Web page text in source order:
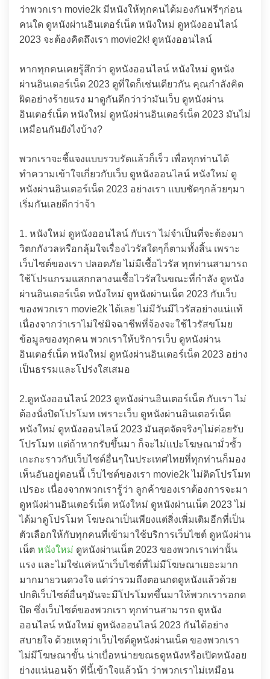
ว่าพวกเรา movie2k มีหนังให้ทุกคนได้มองกันฟรีๆก่อน
คนใด ดูหนังผ่านอินเตอร์เน็ต หนังใหม่ ดูหนังออนไลน์
2023 จะต้องคิดถึงเรา movie2k! ดูหนังออนไลน์
หากทุกคนเคยรู้สึกว่า ดูหนังออนไลน์ หนังใหม่ ดูหนัง
ผ่านอินเตอร์เน็ต 2023 ดูที่ใดก็เช่นเดียวกัน คุณกำลังคิด
ผิดอย่างร้ายแรง มาดูกันดีกว่าว่ามันเว็บ ดูหนังผ่าน
อินเตอร์เน็ต หนังใหม่ ดูหนังผ่านอินเตอร์เน็ต 2023 มันไม่
เหมือนกันยังไงบ้าง?
พวกเราจะชี้แจงแบบรวบรัดแล้วก็เร็ว เพื่อทุกท่านได้
ทำความเข้าใจเกี่ยวกับเว็บ ดูหนังออนไลน์ หนังใหม่ ดู
หนังผ่านอินเตอร์เน็ต 2023 อย่างเรา แบบชัดๆกล้วยๆมา
เริ่มกันเลยดีกว่าจ้า
1. หนังใหม่ ดูหนังออนไลน์ กับเรา ไม่จำเป็นที่จะต้องมา
วิตกกังวลหรือกลุ้มใจเรื่องไวรัสใดๆก็ตามทั้งสิ้น เพราะ
เว็บไซต์ของเรา ปลอดภัย ไม่มีเชื้อไวรัส ทุกท่านสามารถ
ใช้โปรแกรมแสกกลางนเชื้อไวรัสในขณะที่กำลัง ดูหนัง
ผ่านอินเตอร์เน็ต หนังใหม่ ดูหนังผ่านเน็ต 2023 กับเว็บ
ของพวกเรา movie2k ได้เลย ไม่มีวันมีไวรัสอย่างแน่แท้
เนื่องจากว่าเราไม่ใช่มิจฉาชีพที่จ้องจะใช้ไวรัสขโมย
ข้อมูลของทุกคน พวกเราให้บริการเว็บ ดูหนังผ่าน
อินเตอร์เน็ต หนังใหม่ ดูหนังผ่านอินเตอร์เน็ต 2023 อย่าง
เป็นธรรมและโปร่งใสเสมอ
2.ดูหนังออนไลน์ 2023 ดูหนังผ่านอินเตอร์เน็ต กับเรา ไม่
ต้องนั่งปิดโปรโมท เพราะเว็บ ดูหนังผ่านอินเตอร์เน็ต
หนังใหม่ ดูหนังออนไลน์ 2023 มันสุดจัดจริงๆไม่ค่อยรับ
โปรโมท แต่ถ้าหากรับขึ้นมา ก็จะไม่แปะโฆษณามั่วซั้ว
เกะกะราวกับเว็บไซต์อื่นๆในประเทศไทยที่ทุกท่านก็มอง
เห็นอันอยู่ตอนนี้ เว็บไซต์ของเรา movie2k ไม่ติดโปรโมท
เปรอะ เนื่องจากพวกเรารู้ว่า ลูกค้าของเราต้องการจะมา
ดูหนังผ่านอินเตอร์เน็ต หนังใหม่ ดูหนังผ่านเน็ต 2023 ไม่
ได้มาดูโปรโมท โฆษณาเป็นเพียงแต่สิ่งเพิ่มเติมอีกที่เป็น
ตัวเลือกให้กับทุกคนที่เข้ามาใช้บริการเว็บไซต์ ดูหนังผ่าน
เน็ต หนังใหม่ ดูหนังผ่านเน็ต 2023 ของพวกเราเท่านั้น
แรง และไม่ใช่แค่หน้าเว็บไซต์ที่ไม่มีโฆษณาเยอะมาก
มากมายวนดวงใจ แต่ว่ารวมถึงตอนกดดูหนังแล้วด้วย
ปกติเว็บไซต์อื่นๆมันจะมีโปรโมทขึ้นมาให้พวกเรารอกด
ปิด ซึ่งเว็บไซต์ของพวกเรา ทุกท่านสามารถ ดูหนัง
ออนไลน์ หนังใหม่ ดูหนังออนไลน์ 2023 กันได้อย่าง
สบายใจ ด้วยเหตุว่าเว็บไซต์ดูหนังผ่านเน็ต ของพวกเรา
ไม่มีโฆษณาขั้น น่าเบื่อหน่ายขณธดูหนังหรือเปิดหนังอย
ย่างแน่นอนจ้า ทีนี้เข้าใจแล้วน้า ว่าพวกเราไม่เหมือน